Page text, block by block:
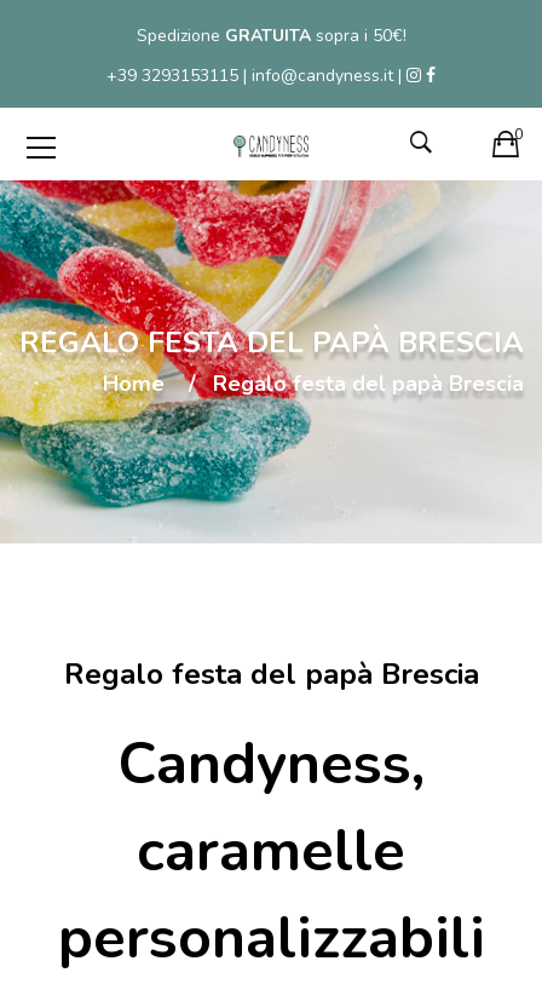
Spedizione GRATUITAsopra i 50€!
+39 3293153115 | info@candyness.it |
0
REGALO FESTA DEL PAPÀ BRESCIA
Home Regalo festa del papà Brescia
Regalo festa del papà Brescia
Candyness,
caramelle
personalizzabili